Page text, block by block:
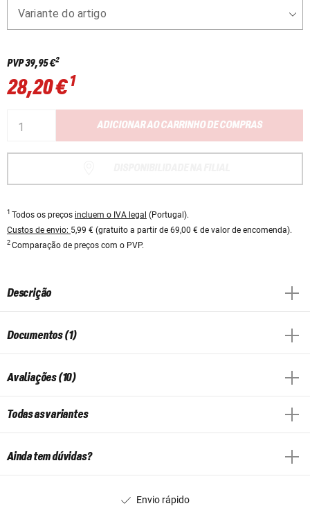
Variante do artigo
PVP39,95 €2
28,20 €1
ADICIONAR AO CARRINHO DE COMPRAS
1 Todos os preços incluem o IVA legal (Portugal).
Custos de envio: 5,99 € (gratuito a partir de 69,00 € de valor de encomenda).
2 Comparação de preços com o PVP.
Descrição
Documentos (1)
Avaliações (10)
Todas as variantes
Ainda tem dúvidas?
Envio rápido